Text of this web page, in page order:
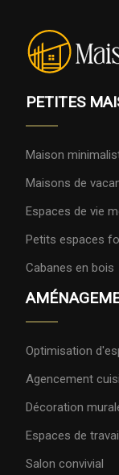
PETITES
Maison
Maisons de
Espaces de vie
Petits espaces
Cabanes en bois
Optimisation
Agencement
Décoration
Espaces de
Salon convivial